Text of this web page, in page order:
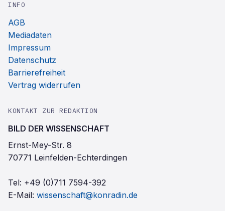
INFO
AGB
Mediadaten
Impressum
Datenschutz
Barrierefreiheit
Vertrag widerrufen
KONTAKT ZUR REDAKTION
BILD DER WISSENSCHAFT
Ernst-Mey-Str. 8
70771 Leinfelden-Echterdingen
Tel: +49 (0)711 7594-392
E-Mail: wissenschaft@konradin.de